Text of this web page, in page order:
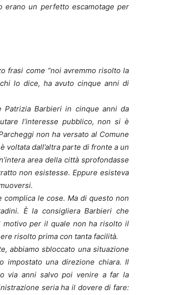
un perfetto escamotage per
frasi come “noi avremmo risolto la
lo dice, ha avuto cinque anni di
Patrizia Barbieri in cinque anni da
l’interesse pubblico, non si è
non ha versato al Comune
voltata dall’altra parte di fronte a un
area della città sprofondasse
non esistesse. Eppure esisteva
le cose. Ma di questo non
È la consigliera Barbieri che
per il quale non ha risolto il
risolto prima con tanta facilità.
abbiamo sbloccato una situazione
impostato una direzione chiara. Il
via anni salvo poi venire a far la
seria ha il dovere di fare: